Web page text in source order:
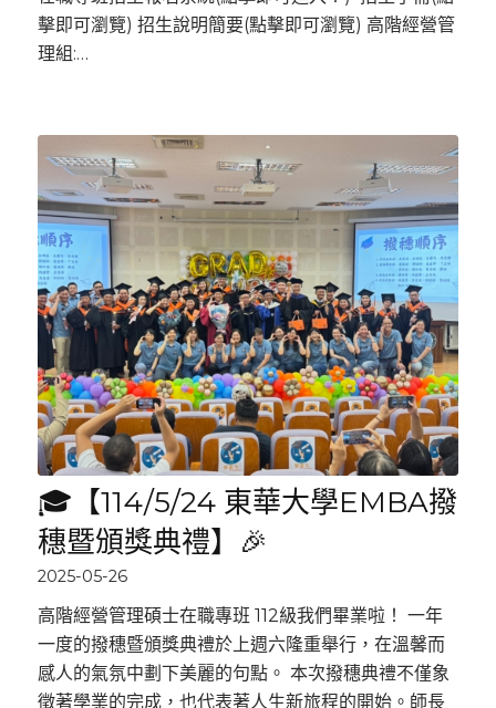
擊即可瀏覽) 招生說明簡要(點擊即可瀏覽) 高階經營管
理組:…
🎓【114/5/24 東華大學EMBA撥
穗暨頒獎典禮】🎉
2025-05-26
高階經營管理碩士在職專班 112級我們畢業啦！ 一年
一度的撥穗暨頒獎典禮於上週六隆重舉行，在溫馨而
感人的氣氛中劃下美麗的句點。 本次撥穗典禮不僅象
徵著學業的完成，也代表著人生新旅程的開始。師長